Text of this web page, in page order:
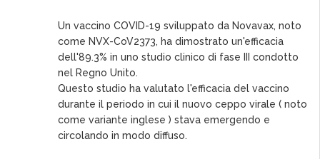
Un vaccino COVID-19 sviluppato da Novavax, noto
come NVX-CoV2373, ha dimostrato un'efficacia
dell'89.3% in uno studio clinico di fase III condotto
nel Regno Unito.
Questo studio ha valutato l'efficacia del vaccino
durante il periodo in cui il nuovo ceppo virale ( noto
come variante inglese ) stava emergendo e
circolando in modo diffuso.